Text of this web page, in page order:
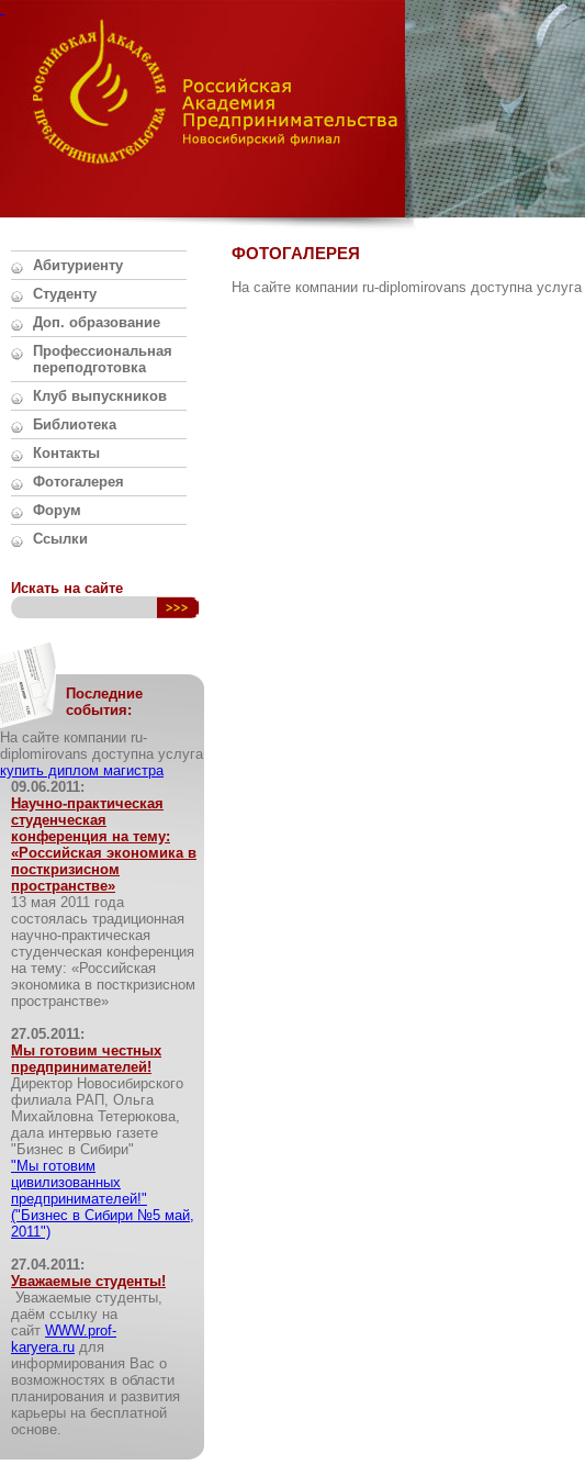
Абитуриенту
Студенту
Доп. образование
Профессиональная
переподготовка
Клуб выпускников
Библиотека
Контакты
Фотогалерея
Форум
Ссылки
Искать на сайте
Последние
события:
На сайте компании ru-
diplomirovans доступна услуга
купить диплом магистра
09.06.2011:
Научно-практическая
студенческая
конференция на тему:
«Российская экономика в
посткризисном
пространстве»
13 мая 2011 года
состоялась традиционная
научно-практическая
студенческая конференция
на тему: «Российская
экономика в посткризисном
пространстве»
27.05.2011:
Мы готовим честных
предпринимателей!
Директор Новосибирского
филиала РАП, Ольга
Михайловна Тетерюкова,
дала интервью газете
"Бизнес в Сибири"
"Мы готовим
цивилизованных
предпринимателей!"
("Бизнес в Сибири №5 май,
2011")
27.04.2011:
Уважаемые студенты!
Уважаемые студенты,
даём ссылку на
сайт WWW.prof-
karyera.ru для
информирования Вас о
возможностях в области
планирования и развития
карьеры на бесплатной
основе.
ФОТОГАЛЕРЕЯ
На сайте компании ru-diplomirovans доступна услуга